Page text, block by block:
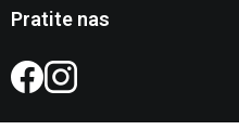
Pratite nas